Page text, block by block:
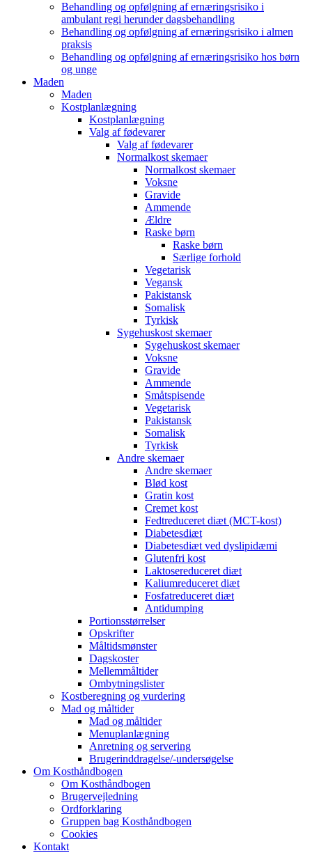
Behandling og opfølgning af ernæringsrisiko i
ambulant regi herunder dagsbehandling
Behandling og opfølgning af ernæringsrisiko i almen
praksis
Behandling og opfølgning af ernæringsrisiko hos børn
og unge
Maden
Maden
Kostplanlægning
Kostplanlægning
Valg af fødevarer
Valg af fødevarer
Normalkost skemaer
Normalkost skemaer
Voksne
Gravide
Ammende
Ældre
Raske børn
Raske børn
Særlige forhold
Vegetarisk
Vegansk
Pakistansk
Somalisk
Tyrkisk
Sygehuskost skemaer
Sygehuskost skemaer
Voksne
Gravide
Ammende
Småtspisende
Vegetarisk
Pakistansk
Somalisk
Tyrkisk
Andre skemaer
Andre skemaer
Blød kost
Gratin kost
Cremet kost
Fedtreduceret diæt (MCT-kost)
Diabetesdiæt
Diabetesdiæt ved dyslipidæmi
Glutenfri kost
Laktosereduceret diæt
Kaliumreduceret diæt
Fosfatreduceret diæt
Antidumping
Portionsstørrelser
Opskrifter
Måltidsmønster
Dagskoster
Mellemmåltider
Ombytningslister
Kostberegning og vurdering
Mad og måltider
Mad og måltider
Menuplanlægning
Anretning og servering
Brugerinddragelse/-undersøgelse
Om Kosthåndbogen
Om Kosthåndbogen
Brugervejledning
Ordforklaring
Gruppen bag Kosthåndbogen
Cookies
Kontakt